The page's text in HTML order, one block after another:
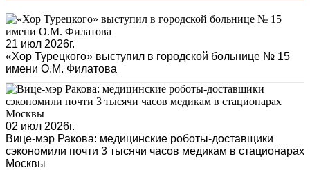
21 июл 2026г.
«Хор Турецкого» выступил в городской больнице № 15
имени О.М. Филатова
02 июл 2026г.
Вице-мэр Ракова: медицинские роботы-доставщики
сэкономили почти 3 тысячи часов медикам в стационарах
Москвы